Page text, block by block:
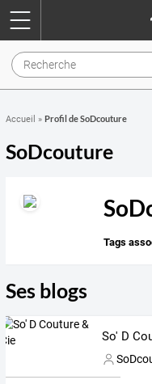
Accueil » Profil de SoDcouture
SoDcouture
Tags
Ses blogs
So' D